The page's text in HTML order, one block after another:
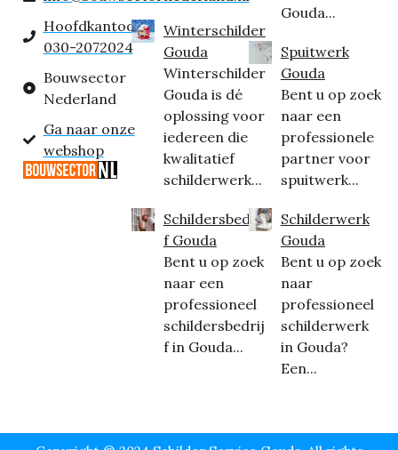
Hoofdkantoor:
030-2072024
Bouwsector
Nederland
Ga naar onze
webshop
Winterschilder
Gouda
Winterschilder
Gouda is dé
oplossing voor
iedereen die
kwalitatief
schilderwerk...
Schildersbedrij
f Gouda
Bent u op zoek
naar een
professioneel
schildersbedrij
f in Gouda...
Gouda...
Spuitwerk
Gouda
Bent u op zoek
naar een
professionele
partner voor
spuitwerk...
Schilderwerk
Gouda
Bent u op zoek
naar
professioneel
schilderwerk
in Gouda?
Een...